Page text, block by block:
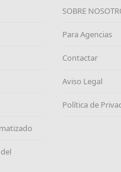
SOBRE
Para Agencias
Contactar
Aviso Legal
Política de